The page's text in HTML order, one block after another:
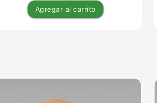
Agregar al carrito